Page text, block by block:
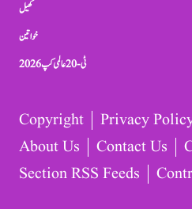
کھیل
خواتین
ٹی-20 عالمی کپ 2026
Copyright Privacy
About Us
Contact Us
Section RSS Feeds